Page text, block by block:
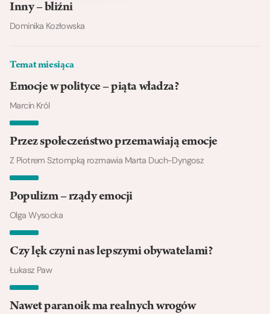
Inny – bliźni
Dominika Kozłowska
Temat miesiąca
Emocje w polityce – piąta władza?
Marcin Król
Przez społeczeństwo przemawiają emocje
Z Piotrem Sztompką rozmawia Marta Duch-Dyngosz
Populizm – rządy emocji
Olga Wysocka
Czy lęk czyni nas lepszymi obywatelami?
Łukasz Paw
Nawet paranoik ma realnych wrogów